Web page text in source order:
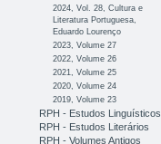
2024, Vol. 28, Cultura e
Literatura Portuguesa,
Eduardo Lourenço
2023, Volume 27
2022, Volume 26
2021, Volume 25
2020, Volume 24
2019, Volume 23
RPH - Estudos Linguísticos
RPH - Estudos Literários
RPH - Volumes Antigos